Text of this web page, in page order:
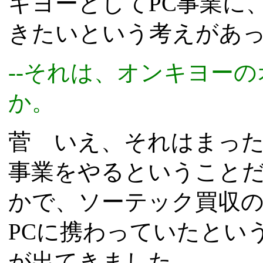
きたいという考えがあ
--それは、オンキヨー
か。
菅 いえ、それはまっ
事業をやるということ
かで、ソーテック買収
PCに携わっていたとい